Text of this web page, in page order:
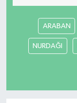
ARABAN
NURDAĞI